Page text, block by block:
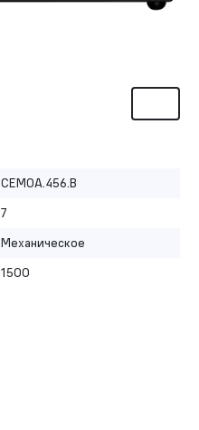
СEMOA.456.B
7
Механическое
1500